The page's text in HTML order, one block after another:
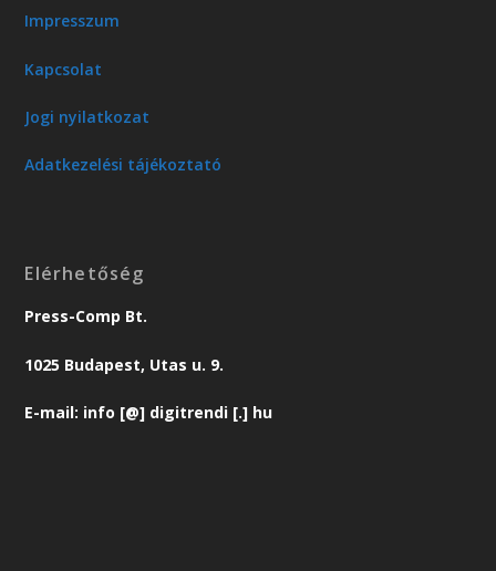
Impresszum
Kapcsolat
Jogi nyilatkozat
Adatkezelési tájékoztató
Elérhetőség
Press-Comp Bt.
1025 Budapest, Utas u. 9.
E-mail: info [@] digitrendi [.] hu